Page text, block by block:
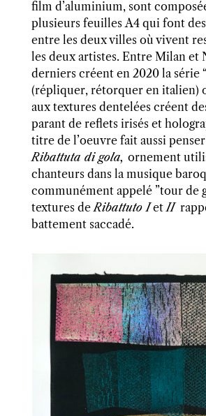
film d’aluminium, sont
plusieurs feuilles A4 qui font
entre les deux villes où vivent
les deux artistes. Entre Milan et
derniers créent en 2020 la série
(répliquer, rétorquer en italien)
aux textures dentelées créent
parant de reflets irisés et
titre de l’oeuvre fait aussi
Ribattuta di gola, ornement
chanteurs dans la musique
communément appelé ”tour de
textures deRibattuto IetII
battement saccadé.